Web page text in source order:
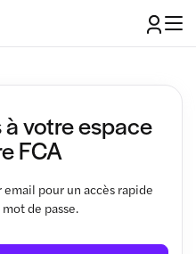
votre espace
FCA
pour un accès rapide
de passe.